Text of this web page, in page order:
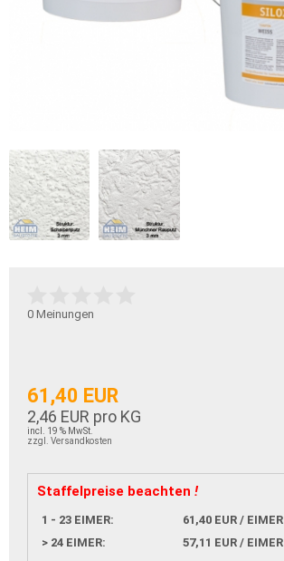
0 Meinungen
61,40 EUR
2,46 EUR pro KG
incl. 19 % MwSt.
zzgl. Versandkosten
Staffelpreise beachten !
1 - 23 EIMER:
61,40 EUR / EIMER
> 24 EIMER:
57,11 EUR / EIMER